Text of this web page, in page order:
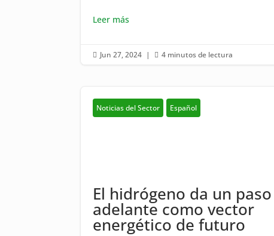
Leer más
 Jun 27, 2024 |  4 minutos de lectura
Noticias del Sector Español
El hidrógeno da un paso
adelante como vector
energético de futuro